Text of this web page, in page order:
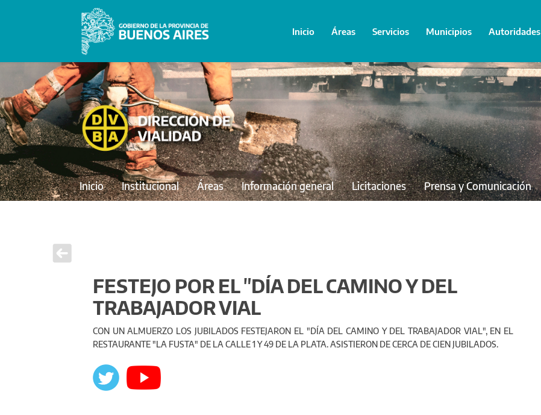
Inicio Áreas Servicios Municipios Autoridades
Inicio Institucional Áreas Información general Licitaciones Prensa y Comunicación
FESTEJO POR EL "DÍA DEL CAMINO Y DEL
TRABAJADOR VIAL
CON UN ALMUERZO LOS JUBILADOS FESTEJARON EL "DÍA DEL CAMINO Y DEL TRABAJADOR VIAL", EN EL
RESTAURANTE "LA FUSTA" DE LA CALLE 1 Y 49 DE LA PLATA. ASISTIERON DE CERCA DE CIEN JUBILADOS.